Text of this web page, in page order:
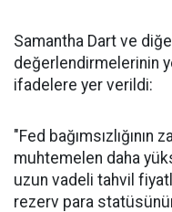
Samantha Dart ve
değerlendirmelerinin
ifadelere yer verildi:
"Fed
muhtemelen daha
uzun vadeli tahvil
rezerv para